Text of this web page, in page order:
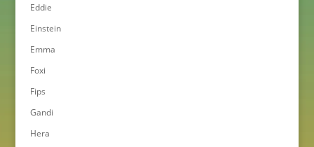
Eddie
Einstein
Emma
Foxi
Fips
Gandi
Hera